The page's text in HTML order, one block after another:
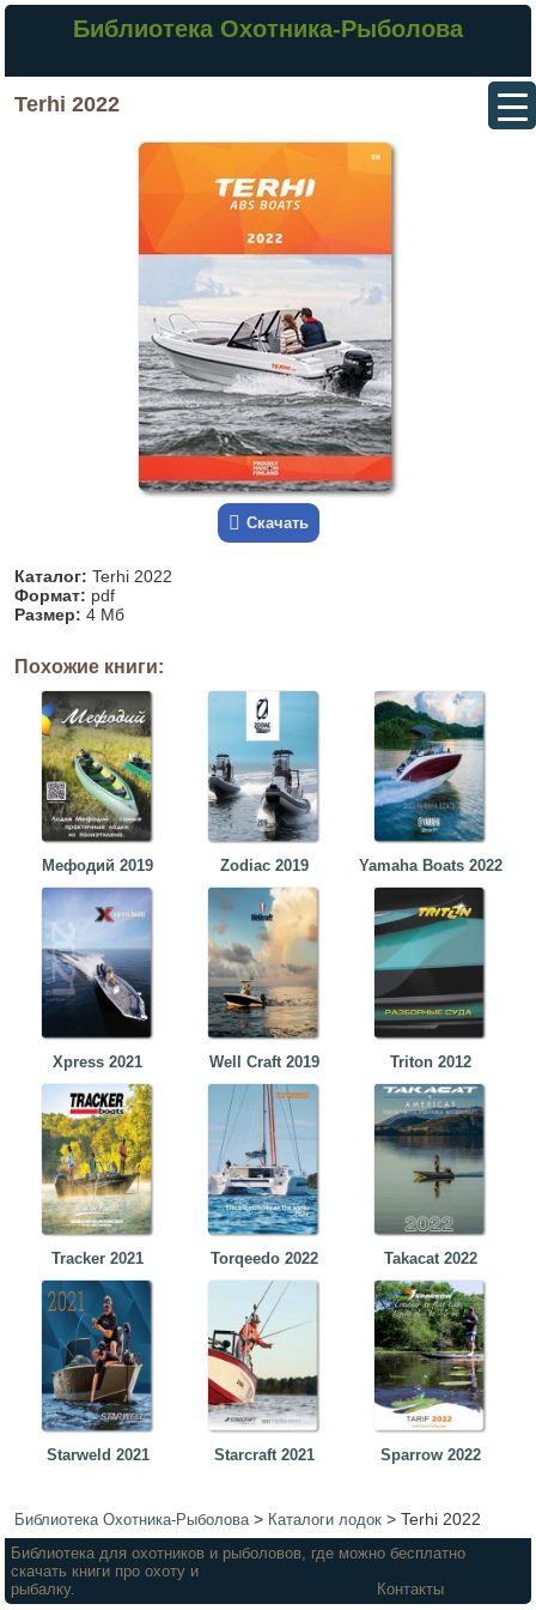
Библиотека Охотника-Рыболова
Terhi 2022
Скачать
Каталог: Terhi 2022
Формат: pdf
Размер: 4 Мб
Похожие книги:
Мефодий 2019 Zodiac 2019 Yamaha Boats 2022
Xpress 2021 Well Craft 2019 Triton 2012
Tracker 2021 Torqeedo 2022 Takacat 2022
Starweld 2021 Starcraft 2021 Sparrow 2022
Библиотека Охотника-Рыболова> Каталоги лодок >Terhi 2022
Библиотека для охотников и рыболовов, где можно бесплатно
скачать книги про охоту и
рыбалку.
Контакты